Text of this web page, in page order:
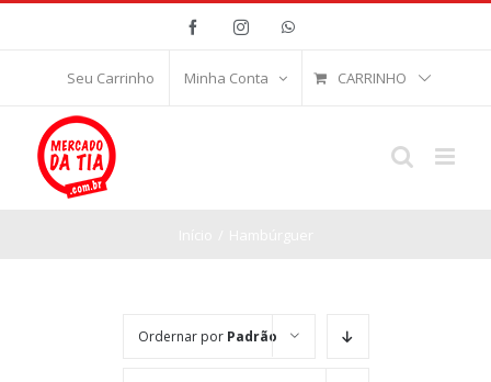
FacebookInstagramWhatsApp
Seu Carrinho Minha Conta CARRINHO
Ordernar por Padrão